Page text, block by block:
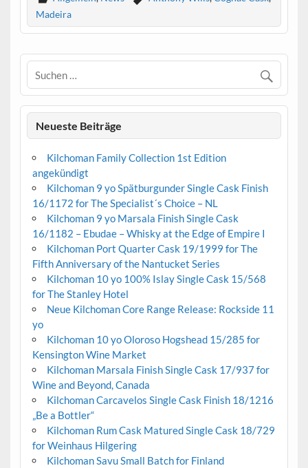
Madeira
Neueste Beiträge
Kilchoman Family Collection 1st Edition
angekündigt
Kilchoman 9 yo Spätburgunder Single Cask Finish
16/1172 for The Specialist´s Choice – NL
Kilchoman 9 yo Marsala Finish Single Cask
16/1182 – Ebudae – Whisky at the Edge of Empire I
Kilchoman Port Quarter Cask 19/1999 for The
Fifth Anniversary of the Nantucket Series
Kilchoman 10 yo 100% Islay Single Cask 15/568
for The Stanley Hotel
Neue Kilchoman Core Range Release: Rockside 11
yo
Kilchoman 10 yo Oloroso Hogshead 15/285 for
Kensington Wine Market
Kilchoman Marsala Finish Single Cask 17/937 for
Wine and Beyond, Canada
Kilchoman Carcavelos Single Cask Finish 18/1216
„Be a Bottler“
Kilchoman Rum Cask Matured Single Cask 18/729
for Weinhaus Hilgering
Kilchoman Savu Small Batch for Finland